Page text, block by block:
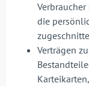
die
Verträgen